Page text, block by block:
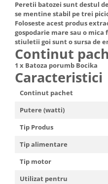
Peretii batozei sunt destul
se mentine stabil pe trei
Foloseste acest produs
gospodarie mare sau o
stiuletii goi sunt o sursa de
Continut
1 x Batoza porumb Bocika
Caracteristici
Continut pachet
Putere (watti)
Tip Produs
Tip alimentare
Tip motor
Utilizat pentru